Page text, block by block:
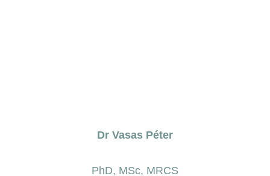
Dr Vasas Péter
PhD, MSc, MRCS